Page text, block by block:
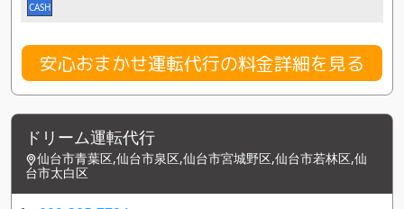
CASH
安心おまかせ運転代行の料金詳細を見る
ドリーム運転代行
仙台市青葉区,仙台市泉区,仙台市宮城野区,仙台市若林区,仙
台市太白区